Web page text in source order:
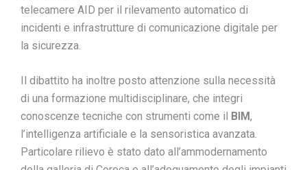
telecamere AID per il rilevamento automatico di
incidenti e infrastrutture di comunicazione digitale per
la sicurezza.
Il dibattito ha inoltre posto attenzione sulla necessità
di una formazione multidisciplinare, che integri
conoscenze tecniche con strumenti come il
BIM,
l’intelligenza artificiale e la sensoristica avanzata.
Particolare rilievo è stato dato all’ammodernamento